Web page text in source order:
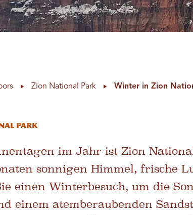
Zion National Park Winter in Zion
Park
im Jahr ist Zion
sonnigen Himmel, frische
einen Winterbesuch, um die
einem atemberaubenden